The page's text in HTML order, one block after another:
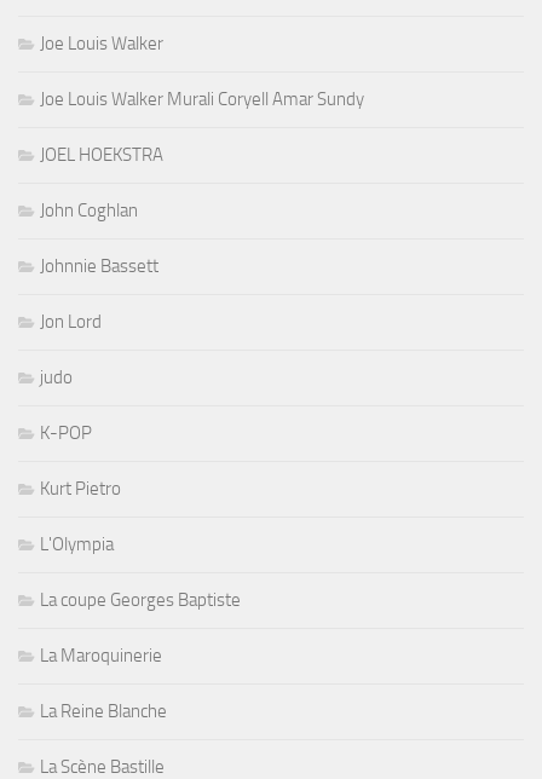
Joe Louis Walker
Joe Louis Walker Murali Coryell Amar Sundy
JOEL HOEKSTRA
John Coghlan
Johnnie Bassett
Jon Lord
judo
K-POP
Kurt Pietro
L'Olympia
La coupe Georges Baptiste
La Maroquinerie
La Reine Blanche
La Scène Bastille